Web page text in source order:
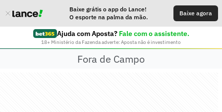
Baixe grátis o app do Lance!
O esporte na palma da mão.
Baixe agora
Ajuda com Aposta? Fale com o assistente.
18+ Ministério da Fazenda adverte: Aposta não é investimento
Fora de Campo